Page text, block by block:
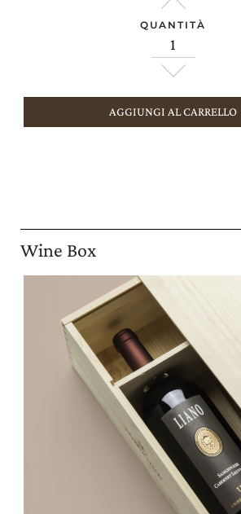
QUANTITÀ
AGGIUNGI AL CARRELLO
Wine Box